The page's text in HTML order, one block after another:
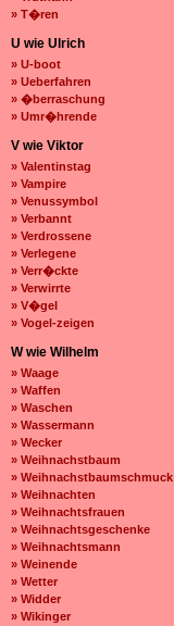
» T�ren
U wie Ulrich
» U-boot
» Ueberfahren
» �berraschung
» Umr�hrende
V wie Viktor
» Valentinstag
» Vampire
» Venussymbol
» Verbannt
» Verdrossene
» Verlegene
» Verr�ckte
» Verwirrte
» V�gel
» Vogel-zeigen
W wie Wilhelm
» Waage
» Waffen
» Waschen
» Wassermann
» Wecker
» Weihnachstbaum
» Weihnachstbaumschmuck
» Weihnachten
» Weihnachtsfrauen
» Weihnachtsgeschenke
» Weihnachtsmann
» Weinende
» Wetter
» Widder
» Wikinger